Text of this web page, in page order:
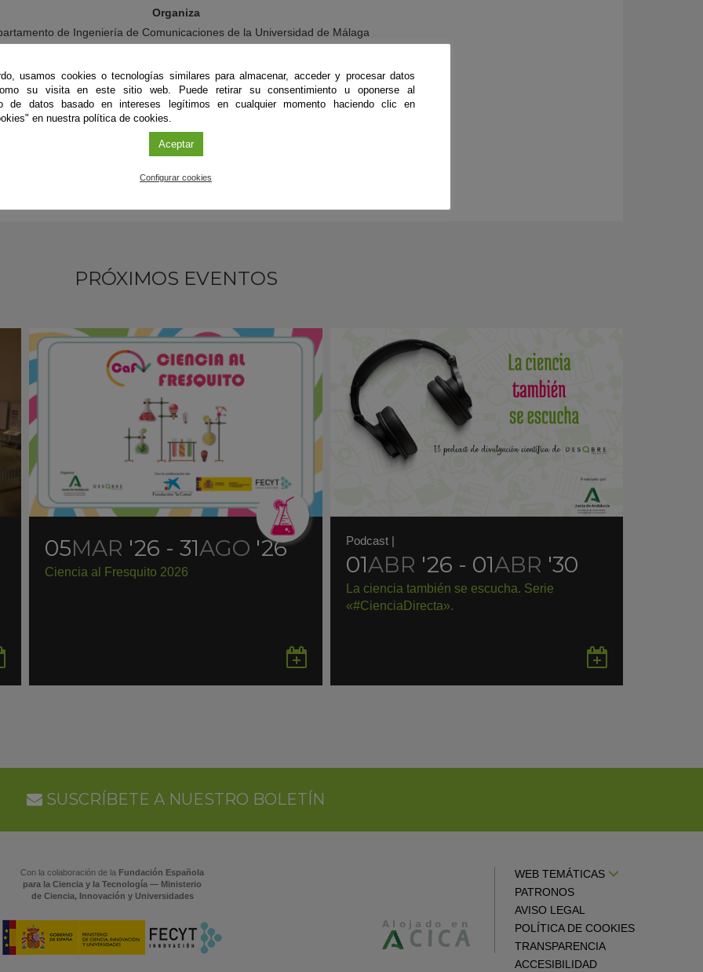
Organiza
de Ingeniería de Comunicaciones de la Universidad de Málaga
Resumen de las bases del certamen
PRÓXIMOS EVENTOS
en
05MAR '26 - 31AGO '26
Ciencia al Fresquito 2026
en
Podcast|
01ABR '26 - 01ABR '30
La ciencia también se escucha. Serie
«#CienciaDirecta».
en
SUSCRÍBETE A NUESTRO BOLETÍN
Con la colaboración de la Fundación Española
para la Ciencia y la Tecnología — Ministerio
de Ciencia, Innovación y Universidades
WEB TEMÁTICAS
PATRONOS
AVISO LEGAL
POLÍTICA DE COOKIES
TRANSPARENCIA
ACCESIBILIDAD
usamos cookies o tecnologías similares para almacenar, acceder y procesar datos
su visita en este sitio web. Puede retirar su consentimiento u oponerse al
de datos basado en intereses legítimos en cualquier momento haciendo clic en
en nuestra política de cookies.
Aceptar
Configurar cookies